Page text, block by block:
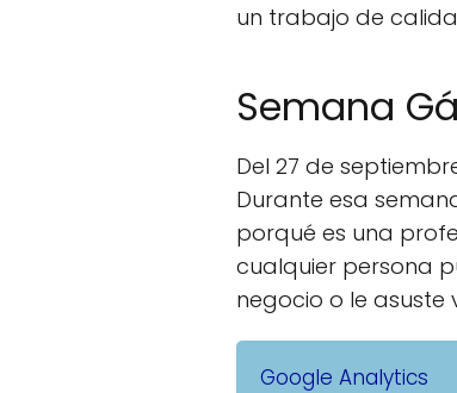
un trabajo de
Semana
Del 27 de
Durante esa
porqué es una
cualquier persona
negocio o le asuste
Google Analytics